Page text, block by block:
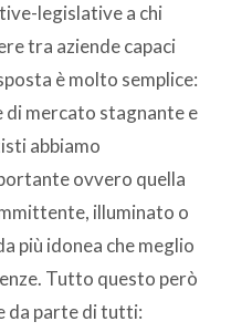
legislative a chi
tra aziende capaci
è molto semplice:
mercato stagnante e
abbiamo
ovvero quella
illuminato o
più idonea che meglio
Tutto questo però
da parte di tutti: